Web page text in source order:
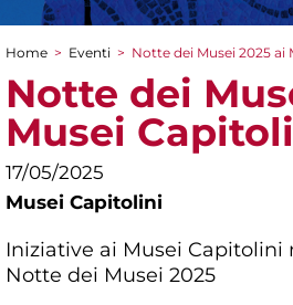
Tu sei qui
Home > Eventi > Notte dei Musei 2025 ai
Notte dei
Musei
17/05/2025
Musei Capitolini
Iniziative ai Musei Capitolini
Notte dei Musei 2025